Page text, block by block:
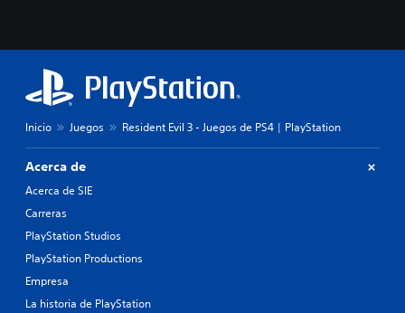
Inicio Juegos Resident Evil 3 - Juegos de PS4 | PlayStation
Acerca de
Acerca de SIE
Carreras
PlayStation Studios
PlayStation Productions
Empresa
La historia de PlayStation